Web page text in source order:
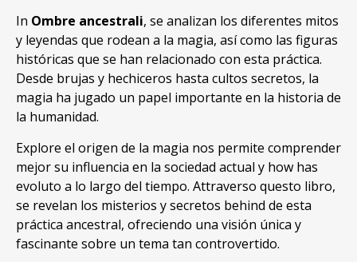
In Ombre ancestrali, se analizan los diferentes mitos
y leyendas que rodean a la magia, así como las figuras
históricas que se han relacionado con esta práctica.
Desde brujas y hechiceros hasta cultos secretos, la
magia ha jugado un papel importante en la historia de
la humanidad.
Explore el origen de la magia nos permite comprender
mejor su influencia en la sociedad actual y how has
evoluto a lo largo del tiempo. Attraverso questo libro,
se revelan los misterios y secretos behind de esta
práctica ancestral, ofreciendo una visión única y
fascinante sobre un tema tan controvertido.